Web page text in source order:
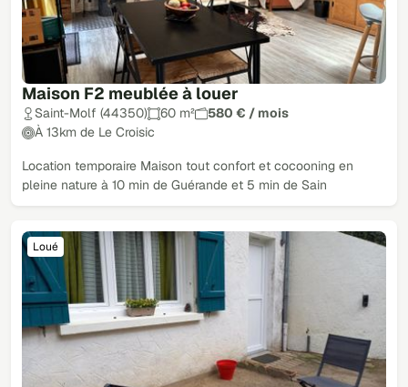
Maison F2 meublée à louer
Saint-Molf (44350) 60 m²
580 € / mois
À 13km de Le Croisic
Location temporaire Maison tout confort et cocooning en
pleine nature à 10 min de Guérande et 5 min de Sain
Loué